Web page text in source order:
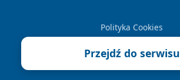
Polityka Cookies
Przejdź do serwisu